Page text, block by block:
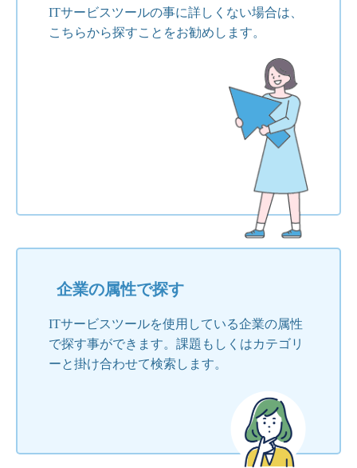
ITサービスツールの事に詳しくない場合は、
こちらから探すことをお勧めします。
企業の属性で探す
ITサービスツールを使用している企業の属性
で探す事ができます。課題もしくはカテゴリ
ーと掛け合わせて検索します。